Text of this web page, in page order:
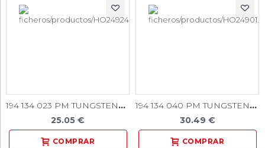
194 134 023 PM TUNGSTENO 1u.
25.05 €
194 134 040 PM TUNGSTENO 1u.
30.49 €